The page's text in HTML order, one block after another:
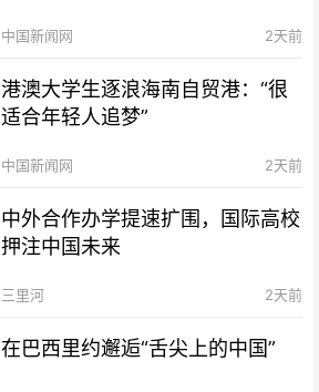
中国新闻网 2天前
港澳大学生逐浪海南自贸港：“很
适合年轻人追梦”
中国新闻网 2天前
中外合作办学提速扩围，国际高校
押注中国未来
三里河 2天前
在巴西里约邂逅“舌尖上的中国”